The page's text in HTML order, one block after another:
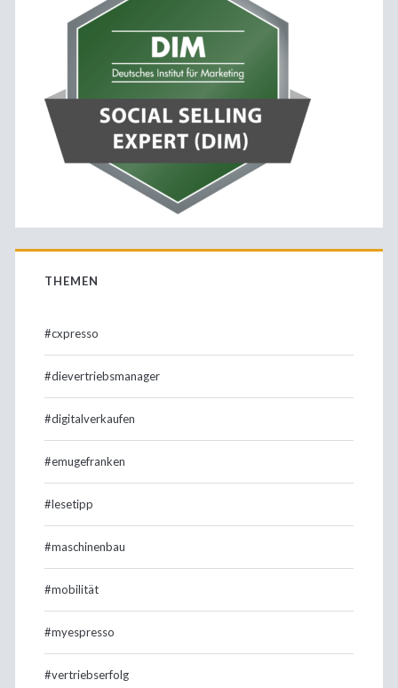
THEMEN
#cxpresso
#dievertriebsmanager
#digitalverkaufen
#emugefranken
#lesetipp
#maschinenbau
#mobilität
#myespresso
#vertriebserfolg